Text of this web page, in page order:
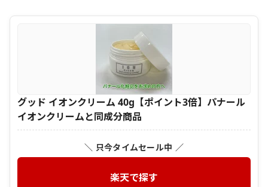
グッド イオンクリーム 40g【ポイント3倍】パナール
イオンクリームと同成分商品
＼ 只今タイムセール中 ／
楽天で探す